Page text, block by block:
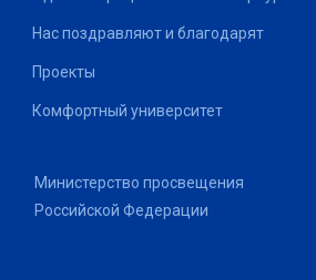
Нас поздравляют и благодарят
Проекты
Комфортный университет
Министерство просвещения
Российской Федерации